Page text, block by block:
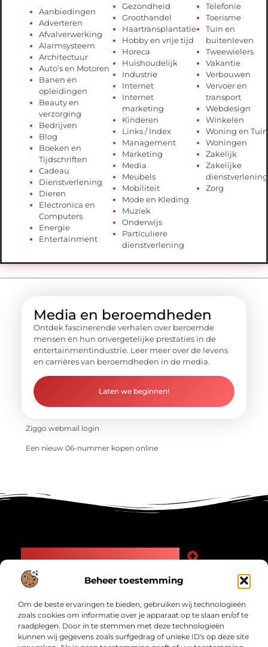
Beheer toestemming
Om de beste ervaringen te bieden, gebruiken wij technologieën
zoals cookies om informatie over je apparaat op te slaan en/of te
raadplegen. Door in te stemmen met deze technologieën
kunnen wij gegevens zoals surfgedrag of unieke ID's op deze site
Aanbiedingen
Adverteren
Afvalverwerking
Alarmsysteem
Architectuur
Auto’s en Motoren
Banen en
opleidingen
Beauty en
verzorging
Bedrijven
Blog
Boeken en
Tijdschriften
Cadeau
Dienstverlening
Dieren
Electronica en
Computers
Energie
Entertainment
Gezondheid
Groothandel
Haartransplantatie
Hobby en vrije tijd
Horeca
Huishoudelijk
Industrie
Internet
Internet
marketing
Kinderen
Links / Index
Management
Marketing
Media
Meubels
Mobiliteit
Mode en Kleding
Muziek
Onderwijs
Particuliere
dienstverlening
Telefonie
Toerisme
Tuin en
buitenleven
Tweewielers
Vakantie
Verbouwen
Vervoer en
transport
Webdesign
Winkelen
Woning en Tuin
Woningen
Zakelijk
Zakelijke
dienstverlening
Zorg
Media en beroemdheden
Ontdek fascinerende verhalen over beroemde
mensen en hun onvergetelijke prestaties in de
entertainmentindustrie. Leer meer over de levens
en carrières van beroemdheden in de media.
Laten we beginnen!
Ziggo webmail login
Een nieuw 06-nummer kopen online
Bericht categorie